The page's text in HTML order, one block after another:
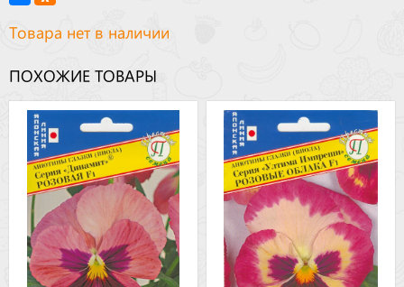
Товара нет в наличии
ПОХОЖИЕ ТОВАРЫ